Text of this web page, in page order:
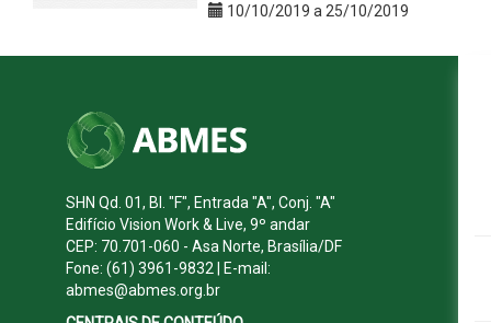
10/10/2019 a 25/10/2019
SHN Qd. 01, Bl. "F", Entrada "A", Conj. "A"
Edifício Vision Work & Live, 9º andar
CEP: 70.701-060 - Asa Norte, Brasília/DF
Fone: (61) 3961-9832 | E-mail:
abmes@abmes.org.br